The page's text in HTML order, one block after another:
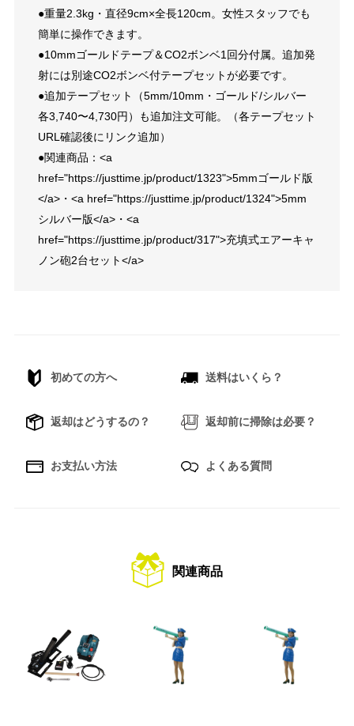
●重量2.3kg・直径9cm×全長120cm。女性スタッフでも
簡単に操作できます。
●10mmゴールドテープ＆CO2ボンベ1回分付属。追加発
射には別途CO2ボンベ付テープセットが必要です。
●追加テープセット（5mm/10mm・ゴールド/シルバー
各3,740〜4,730円）も追加注文可能。（各テープセット
URL確認後にリンク追加）
●関連商品：<a
href="https://justtime.jp/product/1323">5mmゴールド版
</a>・<a href="https://justtime.jp/product/1324">5mm
シルバー版</a>・<a
href="https://justtime.jp/product/317">充填式エアーキャ
ノン砲2台セット</a>
初めての方へ 送料はいくら？
返却はどうするの？ 返却前に掃除は必要？
お支払い方法 よくある質問
関連商品